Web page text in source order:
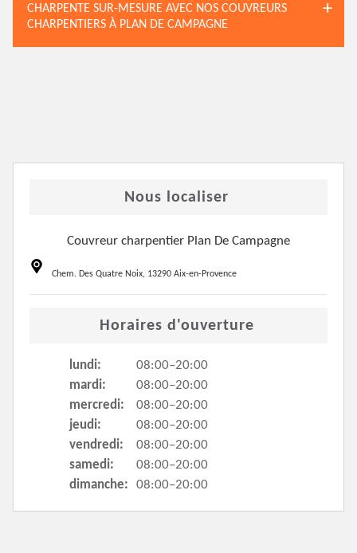
CHARPENTE SUR-MESURE AVEC NOS COUVREURS
CHARPENTIERS À PLAN DE CAMPAGNE
Nous localiser
Couvreur charpentier Plan De Campagne
Chem. Des Quatre Noix, 13290 Aix-en-Provence
Horaires d'ouverture
lundi:
08:00–20:00
mardi:
08:00–20:00
mercredi:
08:00–20:00
jeudi:
08:00–20:00
vendredi:
08:00–20:00
samedi:
08:00–20:00
dimanche:
08:00–20:00